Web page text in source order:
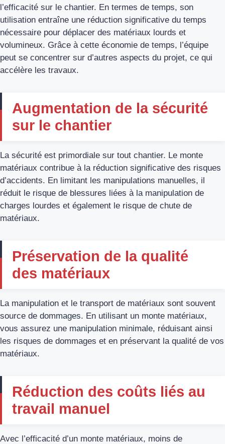
l’efficacité sur le chantier. En termes de temps, son
utilisation entraîne une réduction significative du temps
nécessaire pour déplacer des matériaux lourds et
volumineux. Grâce à cette économie de temps, l’équipe
peut se concentrer sur d’autres aspects du projet, ce qui
accélère les travaux.
Augmentation de la sécurité
sur le chantier
La sécurité est primordiale sur tout chantier. Le monte
matériaux contribue à la réduction significative des risques
d’accidents. En limitant les manipulations manuelles, il
réduit le risque de blessures liées à la manipulation de
charges lourdes et également le risque de chute de
matériaux.
Préservation de la qualité
des matériaux
La manipulation et le transport de matériaux sont souvent
source de dommages. En utilisant un monte matériaux,
vous assurez une manipulation minimale, réduisant ainsi
les risques de dommages et en préservant la qualité de vos
matériaux.
Réduction des coûts liés au
travail manuel
Avec l’efficacité d’un monte matériaux, moins de